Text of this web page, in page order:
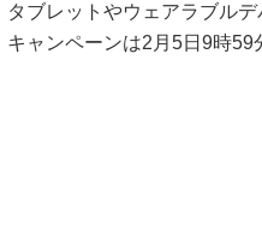
タブレットやウェアラブル
キャンペーンは2月5日9時59